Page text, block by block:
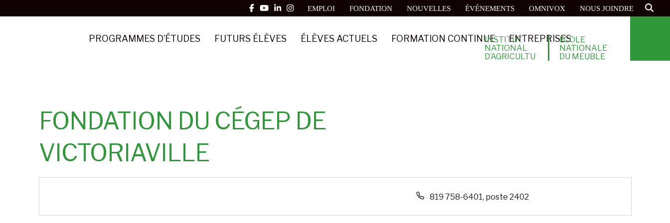
au
EMPLOI FONDATION NOUVELLES ÉVÉNEMENTS OMNIVOX NOUS JOINDRE
PROGRAMMES D’ÉTUDES FUTURS ÉLÈVES ÉLÈVES ACTUELS FORMATION CONTINUE ENTREPRISESÉCOLE
NATIONALE
DU MEUBLE
INSTITUT
NATIONAL
D’AGRICULTU
FONDATION DU CÉGEP DE
VICTORIAVILLE
T
819 758-6401, poste 2402